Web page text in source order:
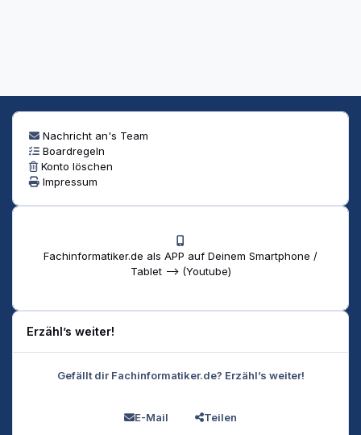
Nachricht an's Team
Boardregeln
Konto löschen
Impressum
Fachinformatiker.de als APP auf Deinem Smartphone /
Tablet --> (Youtube)
Erzähl’s weiter!
Gefällt dir Fachinformatiker.de? Erzähl’s weiter!
E-Mail Teilen